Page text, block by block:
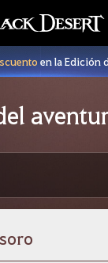
en la Edición